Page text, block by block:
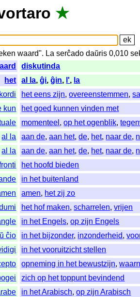
★
waard". La serĉado daŭris 0,010
diskutinda
het
al la,ĝi,ĝin, l', la
het eens zijn,overeenstemmen,
kun
het goed kunnen vinden met
momenteel ,op het ogenblik,
al la
aan de,aan het,de, het, naar de,
al la
aan de,aan het,de, het, naar de,
het hoofd bieden
in het buitenland
amen, het zij zo
het hof maken,scharrelen,vrijen
in het Engels,op zijn Engels
ĉio
in het bijzonder, inzonderheid,
in het vooruitzicht stellen
opneming in het bewustzijn,
zich op het toppunt bevindend
in het Arabisch,op zijn Arabisch